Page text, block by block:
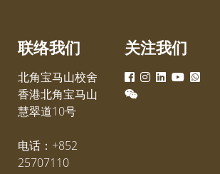
English
联络我们
北角宝马山校舍
香港北角宝马山
慧翠道10号
电话：+852
25707110
关注我们